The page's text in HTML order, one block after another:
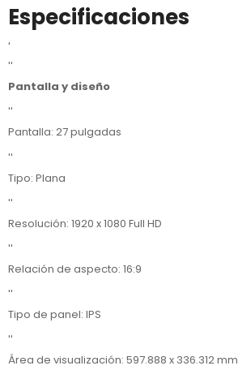
Especificaciones
'
''
Pantalla y diseño
''
Pantalla: 27 pulgadas
''
Tipo: Plana
''
Resolución: 1920 x 1080 Full HD
''
Relación de aspecto: 16:9
''
Tipo de panel: IPS
''
Área de visualización: 597.888 x 336.312 mm